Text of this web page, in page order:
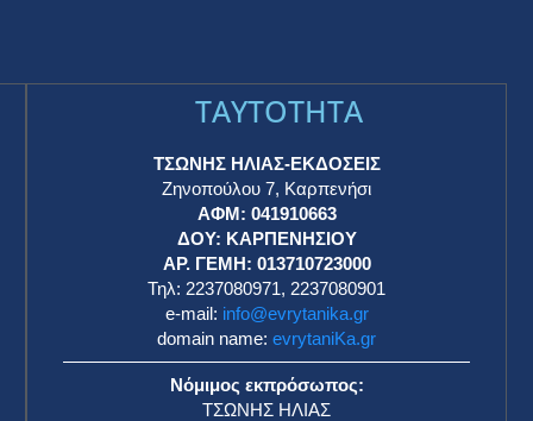
TAYTOTHTA
ΤΣΩΝΗΣ ΗΛΙΑΣ-ΕΚΔΟΣΕΙΣ
Ζηνοπούλου 7, Καρπενήσι
ΑΦΜ: 041910663
ΔΟΥ: ΚΑΡΠΕΝΗΣΙΟΥ
ΑΡ. ΓΕΜΗ: 013710723000
Τηλ: 2237080971, 2237080901
e-mail: info@evrytanika.gr
domain name: evrytaniKa.gr
Νόμιμος εκπρόσωπος:
ΤΣΩΝΗΣ ΗΛΙΑΣ